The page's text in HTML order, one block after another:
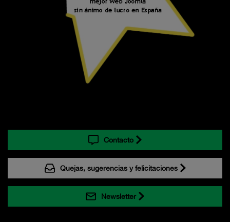
Contacto
Quejas, sugerencias y felicitaciones
Newsletter